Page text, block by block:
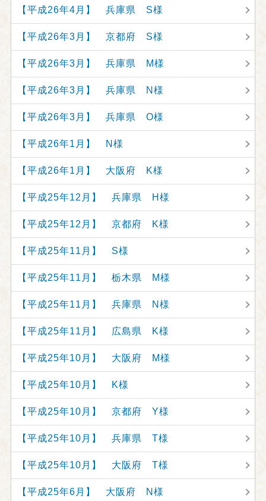
【平成26年4月】 兵庫県 S様
【平成26年3月】 京都府 S様
【平成26年3月】 兵庫県 M様
【平成26年3月】 兵庫県 N様
【平成26年3月】 兵庫県 O様
【平成26年1月】 N様
【平成26年1月】 大阪府 K様
【平成25年12月】 兵庫県 H様
【平成25年12月】 京都府 K様
【平成25年11月】 S様
【平成25年11月】 栃木県 M様
【平成25年11月】 兵庫県 N様
【平成25年11月】 広島県 K様
【平成25年10月】 大阪府 M様
【平成25年10月】 K様
【平成25年10月】 京都府 Y様
【平成25年10月】 兵庫県 T様
【平成25年10月】 大阪府 T様
【平成25年6月】 大阪府 N様